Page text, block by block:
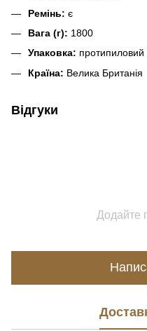
Ремінь: є
Вага (г): 1800
Упаковка: протипиловий
Країна: Велика Британія
Відгуки
Додайте